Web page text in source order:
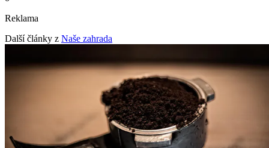
Reklama
Další články z Naše zahrada